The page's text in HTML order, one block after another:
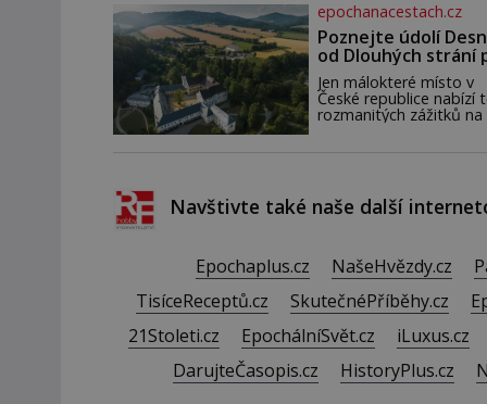
Česka originální filmové
kostýmy a rekvizity,
Bradavice, Hagridovu
i uč
epochanacestach.cz
Poznejte údolí
od Dlouhých strání
termální prameny
Jen málokteré místo v
České republice nabízí
rozmanitých zážitků na
do útrob jedné z
nejvýznamnějších
projet se na koloběžce
den zakončit
památek ve Velkých
Losinách nebo v
Navštivte také naše další
Epochaplus.cz NašeHvězdy.cz
TisíceReceptů.cz
SkutečnéPříběhy.cz
21Stoleti.cz
EpochálníSvět.cz iLuxus.cz
DarujteČasopis.cz
HistoryPlus.cz